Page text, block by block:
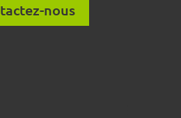
nous